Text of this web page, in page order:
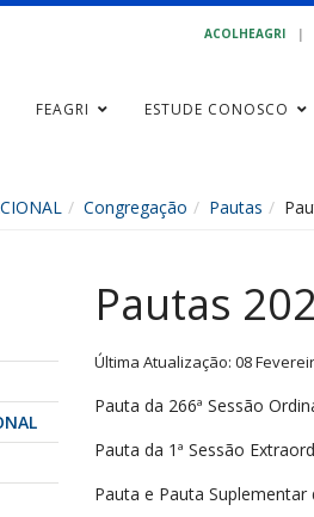
ACOLHEAGRI |
FEAGRI ESTUDE CONOSCO
Congregação Pautas
Pautas
Última Atualização: 08
Pauta da 266ª Sessão
Pauta da 1ª Sessão
Pauta e Pauta